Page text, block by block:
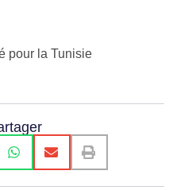
pour la Tunisie